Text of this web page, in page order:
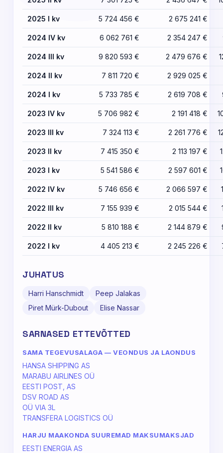
2025 I kv 5 724 456 € 2 675 241 €
2024 IV kv 6 062 761 € 2 354 247 €
2024 III kv 9 820 593 € 2 479 676 €
2024 II kv 7 811 720 € 2 929 025 €
2024 I kv 5 733 785 € 2 619 708 €
2023 IV kv 5 706 982 € 2 191 418 €
2023 III kv 7 324 113 € 2 261 776 €
2023 II kv 7 415 350 € 2 113 197 €
2023 I kv 5 541 586 € 2 597 601 €
2022 IV kv 5 746 656 € 2 066 597 €
2022 III kv 7 155 939 € 2 015 544 €
2022 II kv 5 810 188 € 2 144 879 €
2022 I kv 4 405 213 € 2 245 226 €
JUHATUS
Harri Hanschmidt
Peep Jalakas
Piret Mürk-Dubout
Elise Nassar
SARNASED ETTEVÕTTED
SAMA TEGEVUSALAGA — VEONDUS JA LAONDUS
HANSA SHIPPING AS
MARABU AIRLINES OÜ
EESTI POST, AS
DSV ROAD AS
OÜ VIA 3L
TRANSFERA LOGISTICS OÜ
HARJU MAAKONDA SUUREMAD MAKSUMAKSJAD
EESTI ENERGIA AS